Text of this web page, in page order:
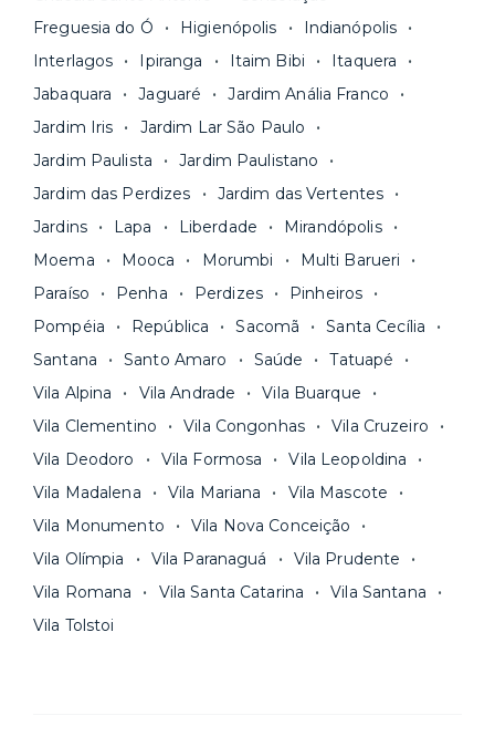
pagar todas as contas do mês junto com o
aluguel, em um boleto único. Quer ainda mais
praticidade? Escolha uma unidade com serviços
inclusos e solicite suporte e manutenção para a
nossa equipe via app.
Seja uma mala ou um caminhão de mudança: é
só levar as suas coisas e começar a morar.
A melhor parte é que todo oprocesso de
documentação pelo site da Yuca e assina o
contrato na tela do seu computador ou celular.
Simples, seguro e sem burocracia!
Freguesia do Ó
Higienópolis
Indianópolis
Interlagos
Ipiranga Itaim Bibi
Itaquera
Jabaquara
Jaguaré
Jardim Anália Franco
Jardim Iris
Jardim Lar São Paulo
Jardim Paulista
Jardim Paulistano
Jardim das Perdizes
Jardim das Vertentes
Jardins
Lapa Liberdade
Mirandópolis
Moema
Mooca Morumbi
Multi Barueri
Paraíso
Penha Perdizes
Pinheiros
Pompéia
República Sacomã
Santa Cecília
Santana
Santo Amaro Saúde
Tatuapé
Vila Alpina
Vila Andrade
Vila Buarque
Vila Clementino
Vila Congonhas
Vila Cruzeiro
Vila Deodoro
Vila Formosa
Vila Leopoldina
Vila Madalena
Vila Mariana
Vila Mascote
Vila Monumento
Vila Nova Conceição
Vila Olímpia
Vila Paranaguá
Vila Prudente
Vila Romana
Vila Santa Catarina
Vila Santana
Vila Tolstoi